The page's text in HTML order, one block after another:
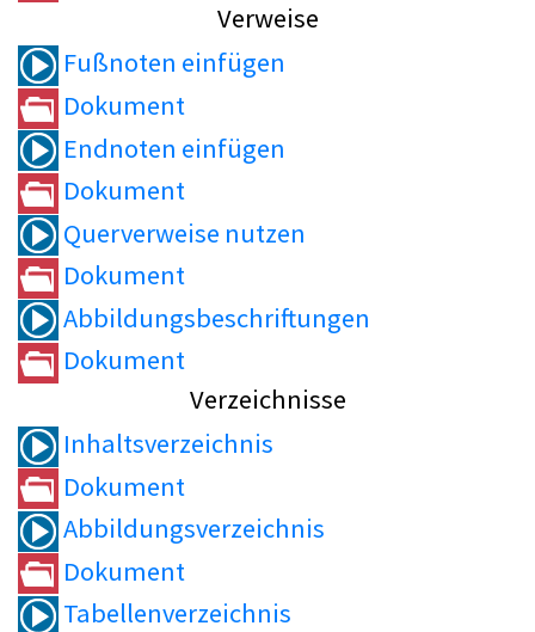
Verweise
Fußnoten einfügen
Dokument
Endnoten einfügen
Dokument
Querverweise nutzen
Dokument
Abbildungsbeschriftungen
Dokument
Verzeichnisse
Inhaltsverzeichnis
Dokument
Abbildungsverzeichnis
Dokument
Tabellenverzeichnis